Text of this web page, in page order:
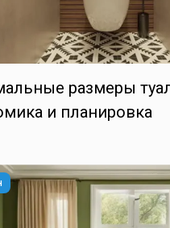
размеры
и планировка